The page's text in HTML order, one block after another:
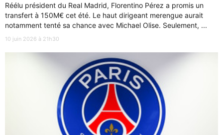
Réélu président du Real Madrid, Florentino Pérez a promis un
transfert à 150M€ cet été. Le haut dirigeant merengue aurait
notamment tenté sa chance avec Michael Olise. Seulement, ...
10 juin 2026 à 21h30